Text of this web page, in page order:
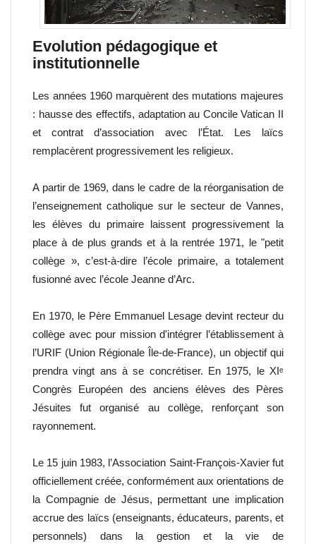
Evolution pédagogique et
institutionnelle
Les années 1960 marquèrent des mutations majeures
: hausse des effectifs, adaptation au Concile Vatican II
et contrat d’association avec l’État. Les laïcs
remplacèrent progressivement les religieux.
A partir de 1969, dans le cadre de la réorganisation de
l’enseignement catholique sur le secteur de Vannes,
les élèves du primaire laissent progressivement la
place à de plus grands et à la rentrée 1971, le "petit
collège », c’est-à-dire l’école primaire, a totalement
fusionné avec l’école Jeanne d’Arc.
En 1970, le Père Emmanuel Lesage devint recteur du
collège avec pour mission d'intégrer l’établissement à
l’URIF (Union Régionale Île-de-France), un objectif qui
prendra vingt ans à se concrétiser. En 1975, le XIᵉ
Congrès Européen des anciens élèves des Pères
Jésuites fut organisé au collège, renforçant son
rayonnement.
Le 15 juin 1983, l’Association Saint-François-Xavier fut
officiellement créée, conformément aux orientations de
la Compagnie de Jésus, permettant une implication
accrue des laïcs (enseignants, éducateurs, parents, et
personnels) dans la gestion et la vie de